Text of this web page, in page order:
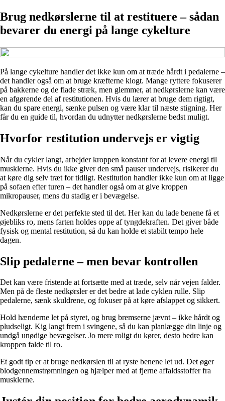
Brug nedkørslerne til at restituere – sådan
bevarer du energi på lange cykelture
På lange cykelture handler det ikke kun om at træde hårdt i pedalerne –
det handler også om at bruge kræfterne klogt. Mange ryttere fokuserer
på bakkerne og de flade stræk, men glemmer, at nedkørslerne kan være
en afgørende del af restitutionen. Hvis du lærer at bruge dem rigtigt,
kan du spare energi, sænke pulsen og være klar til næste stigning. Her
får du en guide til, hvordan du udnytter nedkørslerne bedst muligt.
Hvorfor restitution undervejs er vigtig
Når du cykler langt, arbejder kroppen konstant for at levere energi til
musklerne. Hvis du ikke giver den små pauser undervejs, risikerer du
at køre dig selv træt for tidligt. Restitution handler ikke kun om at ligge
på sofaen efter turen – det handler også om at give kroppen
mikropauser, mens du stadig er i bevægelse.
Nedkørslerne er det perfekte sted til det. Her kan du lade benene få et
øjebliks ro, mens farten holdes oppe af tyngdekraften. Det giver både
fysisk og mental restitution, så du kan holde et stabilt tempo hele
dagen.
Slip pedalerne – men bevar kontrollen
Det kan være fristende at fortsætte med at træde, selv når vejen falder.
Men på de fleste nedkørsler er det bedre at lade cyklen rulle. Slip
pedalerne, sænk skuldrene, og fokuser på at køre afslappet og sikkert.
Hold hænderne let på styret, og brug bremserne jævnt – ikke hårdt og
pludseligt. Kig langt frem i svingene, så du kan planlægge din linje og
undgå unødige bevægelser. Jo mere roligt du kører, desto bedre kan
kroppen falde til ro.
Et godt tip er at bruge nedkørslen til at ryste benene let ud. Det øger
blodgennemstrømningen og hjælper med at fjerne affaldsstoffer fra
musklerne.